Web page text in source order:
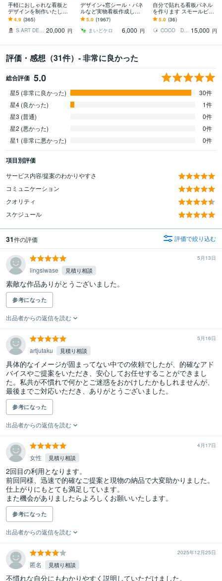
手軽におしゃれな看板と
デザインを制作いたしま
す 看板・ウィンドウサイ
ンをご提案致します（デ
ザインのみも可能）
4.9 (365)
S ART DESIGN 20,000 円
デザイン+窓シール・パネ
ルなど実物看板作成しま
す 1800件実績｜窓シール
等の看板制作｜持込デー
タOK
5.0 (1967)
まいどケロ
6,000 円
自分で貼れる看板パネル
を作ります スモールビジ
ネスを応援します！
5.0 (36)
COCO DESIGN 15,000 円
評価・感想（31件）- 非常に良かった
総合評価 5.0
星5 (非常に良かった)
30件
星4 (良かった)
1件
星3 (普通)
0件
星2 (悪かった)
0件
星1 (非常に悪かった)
0件
項目別評価
サービス内容/提案のわかりやすさ
コミュニケーション
クオリティ
スケジュール
31件の評価 評価で絞り込む
5月13日
lingsiwase 見積り相談
素敵な作品ありがとうございました。
参考になった
出品者からの返信を読む
5月16日
artjutaku 見積り相談
具体的なイメージが固まってない中での依頼でしたが、的確なアド
バイスやご提案をいただき、安心してお任せすることができまし
た。私共が不慣れで何かとご迷惑をおかけしたかもしれませんが、
最後までご対応いただき、ありがとうございました。
参考になった
出品者からの返信を読む
4月17日
女性 見積り相談
2回目の利用となります。
前回同様、迅速で的確なご提案と現物の納品で大変助かりました。
仕上がりにもとても満足しています。
また機会がありましたらよろしくお願いいたします。
参考になった
出品者からの返信を読む
2025年12月25日
匿名 見積り相談
不慣れな自分にもわかりやすく説明していただけました。